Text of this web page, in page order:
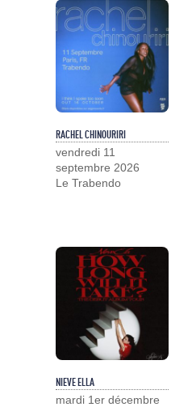
RACHEL CHINOURIRI
vendredi 11
septembre 2026
Le Trabendo
NIEVE ELLA
mardi 1er décembre